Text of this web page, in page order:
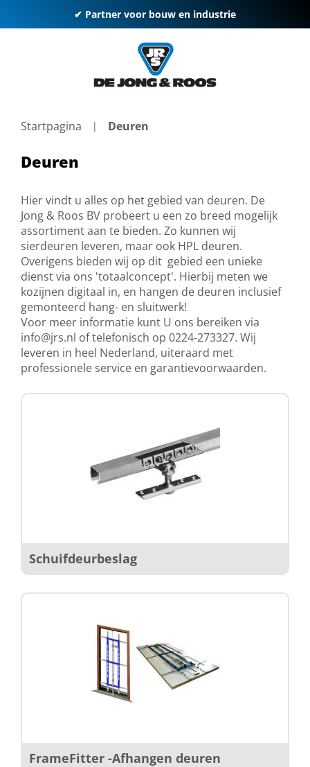
✔ Partner voor bouw en industrie
Startpagina Deuren
Deuren
Hier vindt u alles op het gebied van deuren. De
Jong & Roos BV probeert u een zo breed mogelijk
assortiment aan te bieden. Zo kunnen wij
sierdeuren leveren, maar ook HPL deuren.
Overigens bieden wij op dit gebied een unieke
dienst via ons 'totaalconcept'. Hierbij meten we
kozijnen digitaal in, en hangen de deuren inclusief
gemonteerd hang- en sluitwerk!
Voor meer informatie kunt U ons bereiken via
info@jrs.nl of telefonisch op 0224-273327. Wij
leveren in heel Nederland, uiteraard met
professionele service en garantievoorwaarden.
Schuifdeurbeslag
FrameFitter -Afhangen deuren